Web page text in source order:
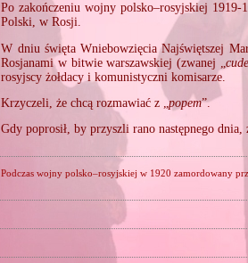
Po zakończeniu wojny polsko–rosyjskiej
Polski, w Rosji.
W dniu święta Wniebowzięcia Najświętszej
Rosjanami w bitwie warszawskiej (zwanej „
rosyjscy żołdacy i komunistyczni komisarze.
Krzyczeli, że chcą rozmawiać z „popem”.
Gdy poprosił, by przyszli rano następnego
Podczas wojny polsko–rosyjskiej w 1920 zamordowany